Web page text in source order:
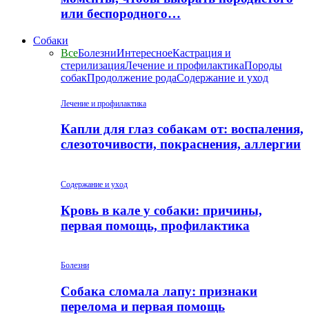
или беспородного…
Собаки
ВсеБолезниИнтересноеКастрация и
стерилизацияЛечение и профилактикаПороды
собакПродолжение родаСодержание и уход
Лечение и профилактика
Капли для глаз собакам от: воспаления,
слезоточивости, покраснения, аллергии
Содержание и уход
Кровь в кале у собаки: причины,
первая помощь, профилактика
Болезни
Собака сломала лапу: признаки
перелома и первая помощь